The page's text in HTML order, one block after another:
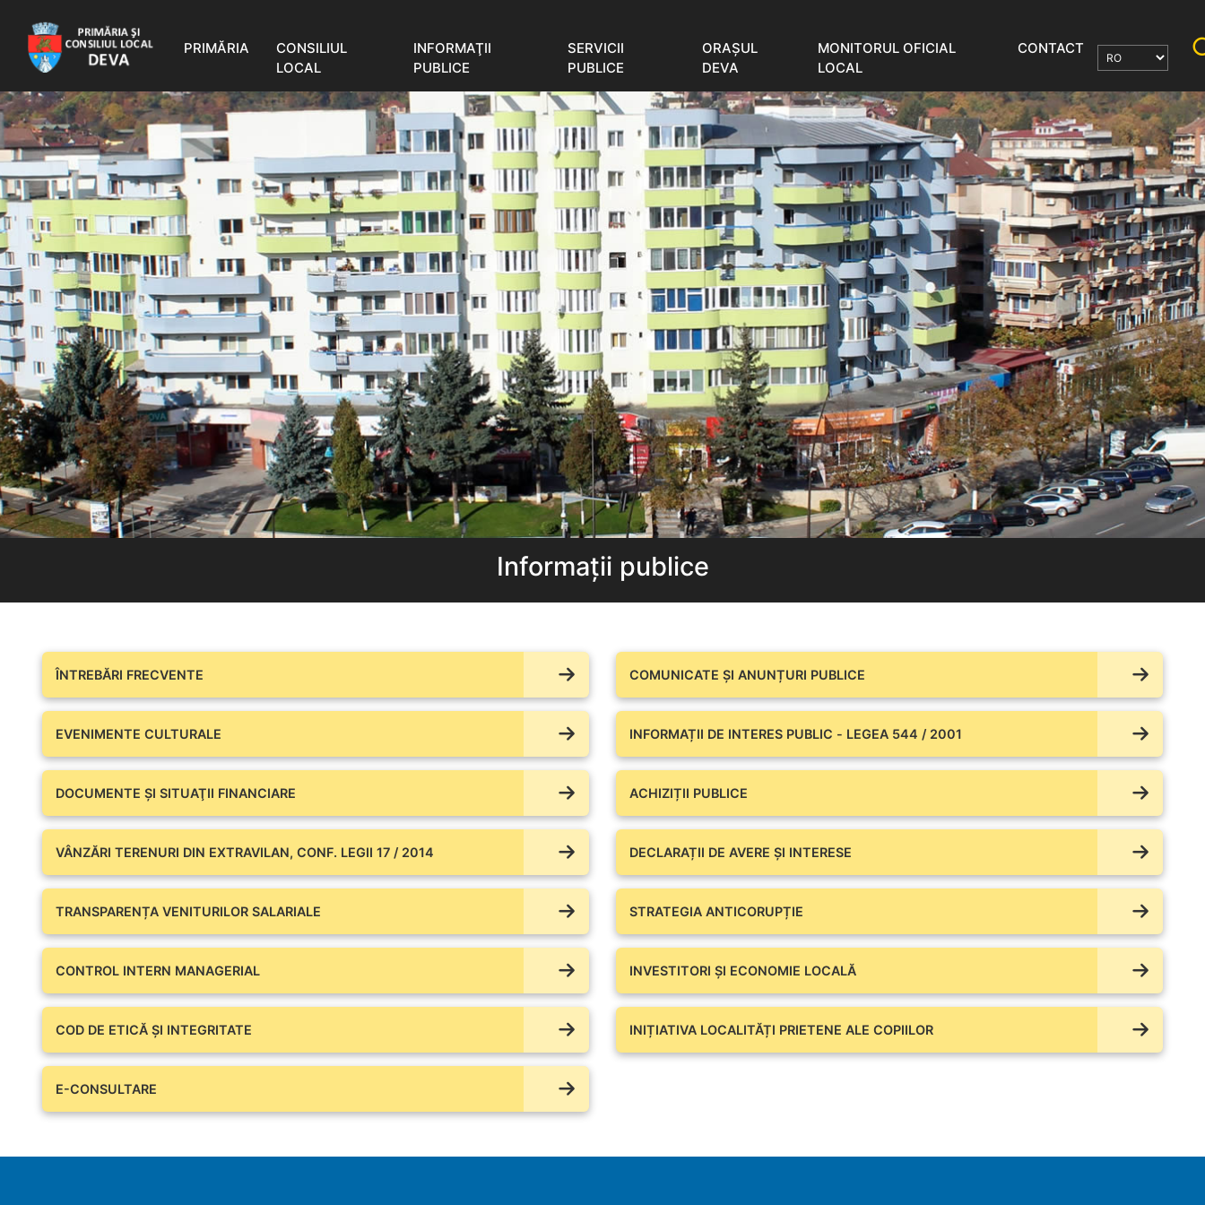
PRIMĂRIA
CONSILIUL
LOCAL
INFORMAŢII
PUBLICE
SERVICII
PUBLICE
ORAŞUL
DEVA
MONITORUL OFICIAL
LOCAL
CONTACT
Informații publice
ÎNTREBĂRI FRECVENTE COMUNICATE ŞI ANUNȚURI PUBLICE
EVENIMENTE CULTURALE INFORMAȚII DE INTERES PUBLIC - LEGEA 544 / 2001
DOCUMENTE ŞI SITUAŢII FINANCIARE ACHIZIȚII PUBLICE
VÂNZĂRI TERENURI DIN EXTRAVILAN, CONF. LEGII 17 / 2014 DECLARAȚII DE AVERE ŞI INTERESE
TRANSPARENȚA VENITURILOR SALARIALE STRATEGIA ANTICORUPȚIE
CONTROL INTERN MANAGERIAL INVESTITORI ȘI ECONOMIE LOCALĂ
COD DE ETICĂ ȘI INTEGRITATE INIȚIATIVA LOCALITĂȚI PRIETENE ALE COPIILOR
E-CONSULTARE